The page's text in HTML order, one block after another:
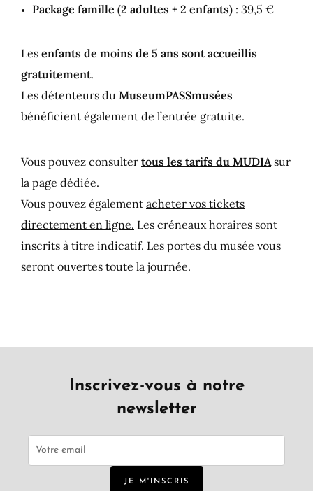
Package famille (2 adultes + 2 enfants) : 39,5 €
Les enfants de moins de 5 ans sont accueillis
gratuitement.
Les détenteurs du MuseumPASSmusées
bénéficient également de l’entrée gratuite.
Vous pouvez consulter tous les tarifs du MUDIA sur
la page dédiée.
Vous pouvez également acheter vos tickets
directement en ligne. Les créneaux horaires sont
inscrits à titre indicatif. Les portes du musée vous
seront ouvertes toute la journée.
Inscrivez-vous à notre
newsletter
JE M'INSCRIS